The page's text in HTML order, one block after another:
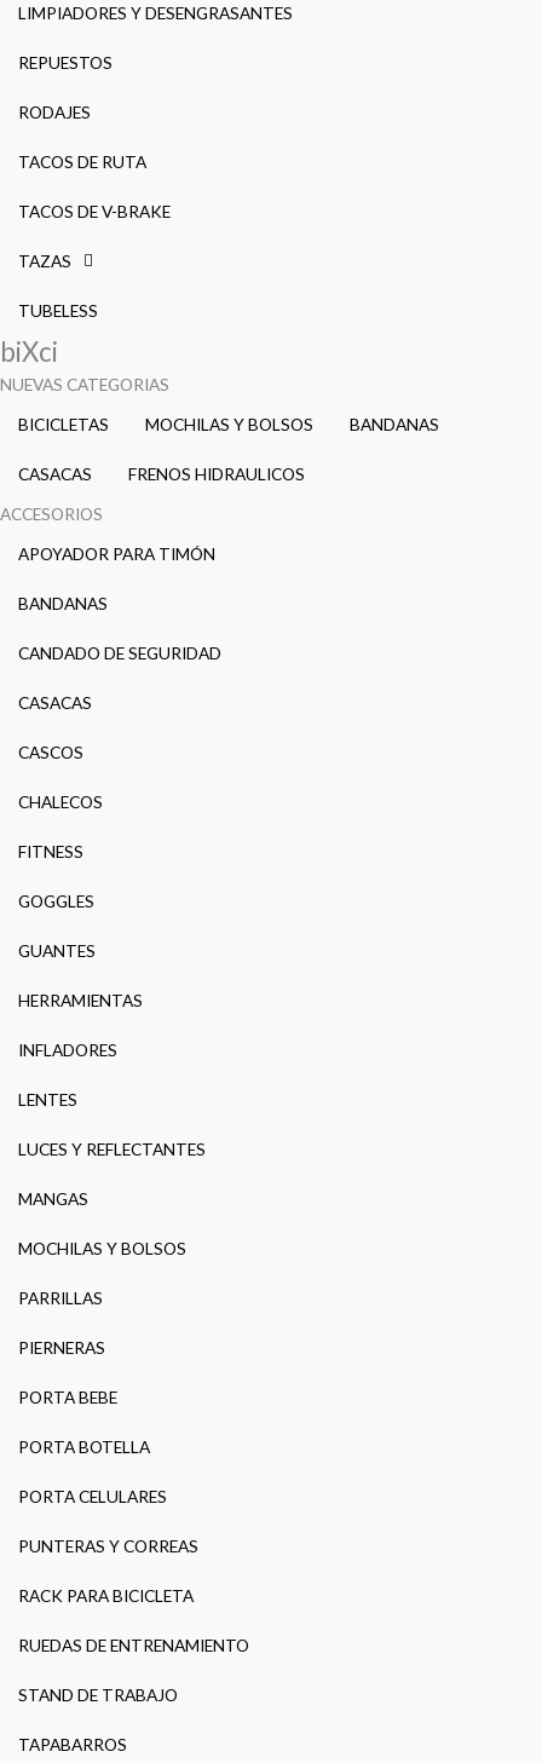
LIMPIADORES Y DESENGRASANTES
REPUESTOS
RODAJES
TACOS DE RUTA
TACOS DE V-BRAKE
TAZAS
TUBELESS
biXci
NUEVAS CATEGORIAS
BICICLETAS
MOCHILAS Y BOLSOS BANDANAS
CASACAS
FRENOS HIDRAULICOS
ACCESORIOS
APOYADOR PARA TIMÓN
BANDANAS
CANDADO DE SEGURIDAD
CASACAS
CASCOS
CHALECOS
FITNESS
GOGGLES
GUANTES
HERRAMIENTAS
INFLADORES
LENTES
LUCES Y REFLECTANTES
MANGAS
MOCHILAS Y BOLSOS
PARRILLAS
PIERNERAS
PORTA BEBE
PORTA BOTELLA
PORTA CELULARES
PUNTERAS Y CORREAS
RACK PARA BICICLETA
RUEDAS DE ENTRENAMIENTO
STAND DE TRABAJO
TAPABARROS